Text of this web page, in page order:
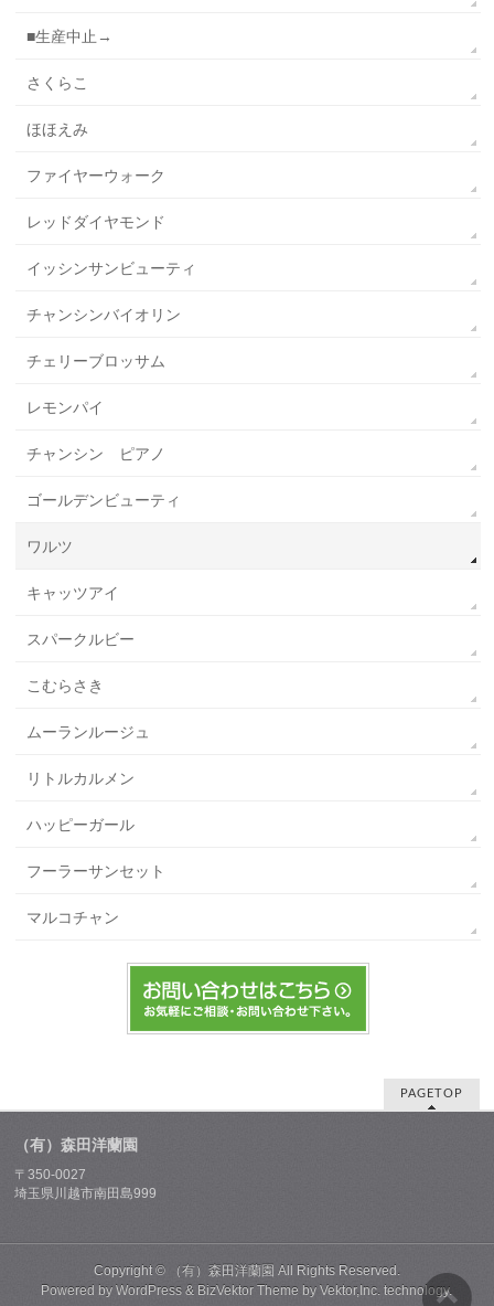
■生産中止→
さくらこ
ほほえみ
ファイヤーウォーク
レッドダイヤモンド
イッシンサンビューティ
チャンシンバイオリン
チェリーブロッサム
レモンパイ
チャンシン ピアノ
ゴールデンビューティ
ワルツ
キャッツアイ
スパークルビー
こむらさき
ムーランルージュ
リトルカルメン
ハッピーガール
フーラーサンセット
マルコチャン
PAGETOP
（有）森田洋蘭園
〒350-0027
埼玉県川越市南田島999
Copyright © （有）森田洋蘭園 All Rights Reserved.
Powered byWordPress & BizVektor Theme byVektor,Inc. technology.